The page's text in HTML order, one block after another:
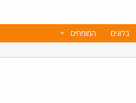
בלוגים המומחים